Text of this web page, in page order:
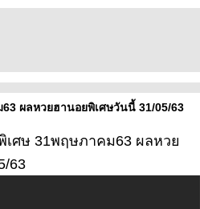
ผลหวยฮานอยพิเศษวันนี้ 31/05/63
เศษ 31พฤษภาคม63 ผลหว
63